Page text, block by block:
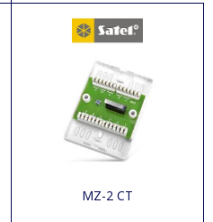
MZ-2 CT